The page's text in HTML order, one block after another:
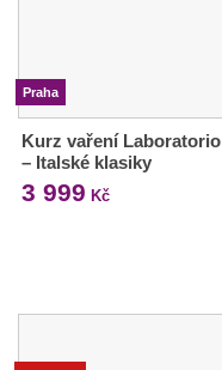
Praha
Kurz vaření Laboratorio
– Italské klasiky
3 999 Kč